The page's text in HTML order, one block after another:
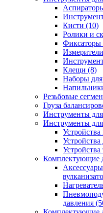
Кисти (10)
Ролики и
Фиксаторы
Измерители
Клещи (8)
Наборы
Резьбовые
Груза
Инструменты
Инструменты
Устройства
Комплектующие
давления